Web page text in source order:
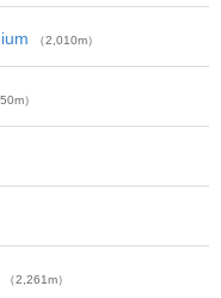
（2,010m）
）
（2,261m）